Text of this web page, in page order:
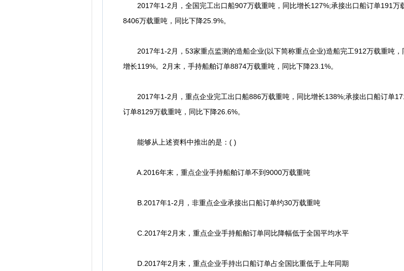
2017年1-2月，全国完工出口船907万载重吨，同比增长127%;承接出口船订单191万
8406万载重吨，同比下降25.9%。
2017年1-2月，53家重点监测的造船企业(以下简称重点企业)造船完工912万载重吨，
增长119%。2月末，手持船舶订单8874万载重吨，同比下降23.1%。
2017年1-2月，重点企业完工出口船886万载重吨，同比增长138%;承接出口船订单
订单8129万载重吨，同比下降26.6%。
能够从上述资料中推出的是：( )
A.2016年末，重点企业手持船舶订单不到9000万载重吨
B.2017年1-2月，非重点企业承接出口船订单约30万载重吨
C.2017年2月末，重点企业手持船舶订单同比降幅低于全国平均水平
D.2017年2月末，重点企业手持出口船订单占全国比重低于上年同期